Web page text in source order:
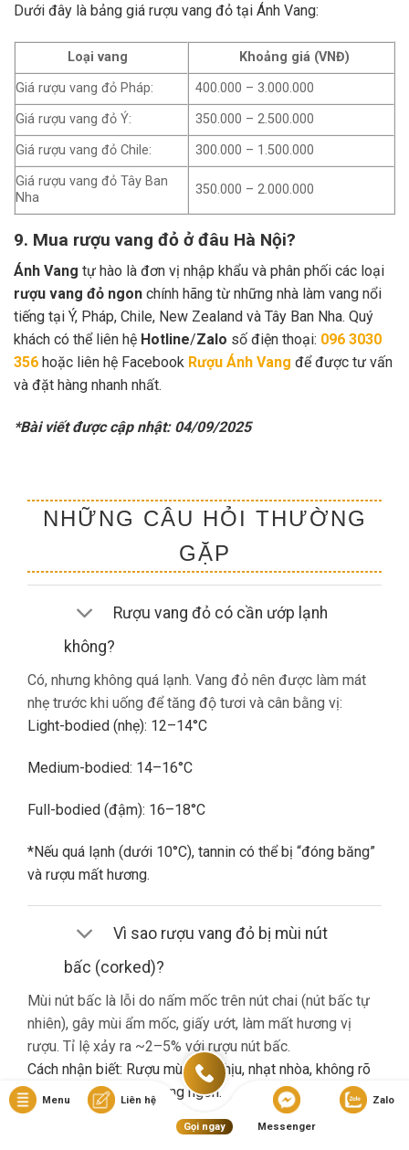
Dưới đây là bảng giá rượu vang đỏ tại Ánh Vang:
Loại vang
Khoảng giá (VNĐ)
Giá rượu vang đỏ Pháp:
400.000 – 3.000.000
Giá rượu vang đỏ Ý:
350.000 – 2.500.000
Giá rượu vang đỏ Chile:
300.000 – 1.500.000
Giá rượu vang đỏ Tây Ban
Nha
350.000 – 2.000.000
9. Mua rượu vang đỏ ở đâu Hà Nội?
Ánh Vang tự hào là đơn vị nhập khẩu và phân phối các loại
rượu vang đỏ ngon chính hãng từ những nhà làm vang nổi
tiếng tại Ý, Pháp, Chile, New Zealand và Tây Ban Nha. Quý
khách có thể liên hệ Hotline/Zalo số điện thoại: 096 3030
356 hoặc liên hệ Facebook Rượu Ánh Vang để được tư vấn
và đặt hàng nhanh nhất.
*Bài viết được cập nhật: 04/09/2025
NHỮNG CÂU HỎI THƯỜNG
GẶP
Rượu vang đỏ có cần ướp lạnh
không?
Có, nhưng không quá lạnh. Vang đỏ nên được làm mát
nhẹ trước khi uống để tăng độ tươi và cân bằng vị:
Light-bodied (nhẹ): 12–14°C
Medium-bodied: 14–16°C
Full-bodied (đậm): 16–18°C
*Nếu quá lạnh (dưới 10°C), tannin có thể bị “đóng băng”
và rượu mất hương.
Vì sao rượu vang đỏ bị mùi nút
bấc (corked)?
Mùi nút bấc là lỗi do nấm mốc trên nút chai (nút bấc tự
nhiên), gây mùi ẩm mốc, giấy ướt, làm mất hương vị
rượu. Tỉ lệ xảy ra ~2–5% với rượu nút bấc.
Cách nhận biết: Rượu mùi khó chịu, nhạt nhòa, không rõ
hương trái cây dù là vang ngon.
Nếu gặp lỗi này, bạn nên liên hệ cửa hàng đổi trả (nếu có
Menu Liên hệ
Gọi ngay Messenger
Zalo